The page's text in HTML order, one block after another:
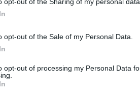
opt-out of the Sale of my Personal Data.
opt-out of processing my Personal Data
energeticarussa alla
da tempo: la decisione di dire
in favore del
dipendenti dall’Oriente.
pseudo-ambientalista non
strada decine di migliaia di